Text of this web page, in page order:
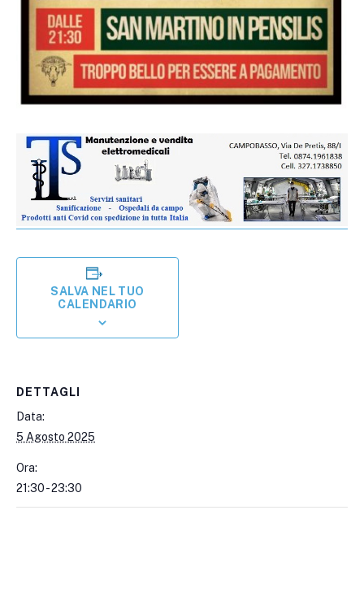
SALVA NEL TUO
CALENDARIO
DETTAGLI
Data:
5 Agosto 2025
Ora:
21:30 - 23:30